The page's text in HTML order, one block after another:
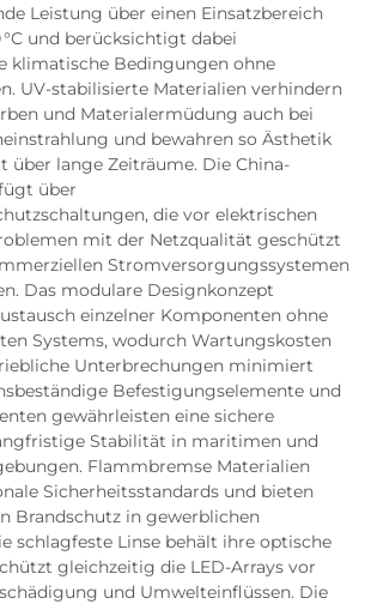
Leistung über einen Einsatzbereich
°C und berücksichtigt dabei
klimatische Bedingungen ohne
UV-stabilisierte Materialien verhindern
und Materialermüdung auch bei
und bewahren so Ästhetik
über lange Zeiträume. Die China-
über
die vor elektrischen
mit der Netzqualität geschützt
Stromversorgungssystemen
Das modulare Designkonzept
einzelner Komponenten ohne
Systems, wodurch Wartungskosten
Unterbrechungen minimiert
Befestigungselemente und
gewährleisten eine sichere
Stabilität in maritimen und
Flammbremse Materialien
Sicherheitsstandards und bieten
Brandschutz in gewerblichen
schlagfeste Linse behält ihre optische
gleichzeitig die LED-Arrays vor
und Umwelteinflüssen. Die